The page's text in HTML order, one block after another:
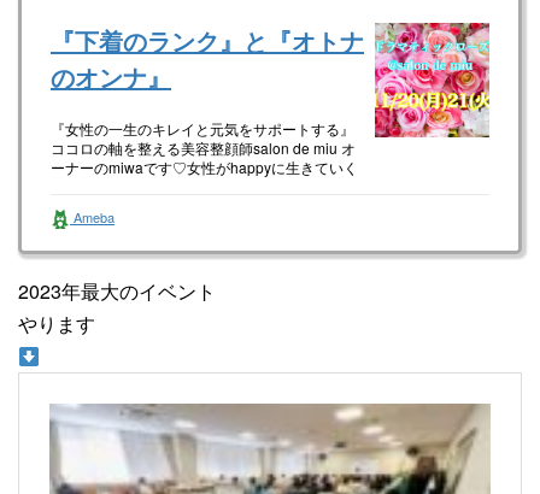
『下着のランク』と『オトナ
のオンナ』
『女性の一生のキレイと元気をサポートする』
ココロの軸を整える美容整顔師salon de miu オ
ーナーのmiwaです♡女性がhappyに生きていく
Ameba
2023年最大のイベント
やります